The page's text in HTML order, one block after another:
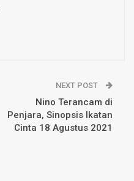
NEXT POST
Nino Terancam di
Penjara, Sinopsis Ikatan
Cinta 18 Agustus 2021